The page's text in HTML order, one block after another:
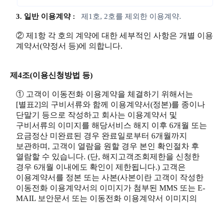
3. 일반 이용계약 : 제1호, 2호를 제외한 이용계약.
② 제1항 각 호의 계약에 대한 세부적인 사항은 개별 이용
계약서(약정서 등)에 의합니다.
제4조(이용신청방법 등)
① 고객이 이동전화 이용계약을 체결하기 위해서는
[별표2]의 구비서류와 함께 이용계약서(정본)를 종이나
단말기 등으로 작성하고 회사는 이용계약서 및
구비서류의 이미지를 해당서비스 해지 이후 6개월 또는
요금정산 미완료된 경우 완료일로부터 6개월까지
보관하며, 고객이 열람을 원할 경우 본인 확인절차 후
열람할 수 있습니다. (단, 해지고객조회제한을 신청한
경우 6개월 이내에도 확인이 제한됩니다.) 고객은
이용계약서를 정본 또는 사본(사본이란 고객이 작성한
이동전화 이용계약서의 이미지가 첨부된 MMS 또는 E-
MAIL 보안문서 또는 이동전화 이용계약서 이미지의